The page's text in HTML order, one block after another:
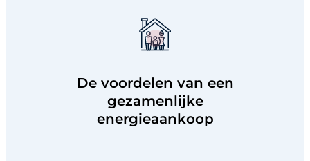
De voordelen van een
gezamenlijke
energieaankoop